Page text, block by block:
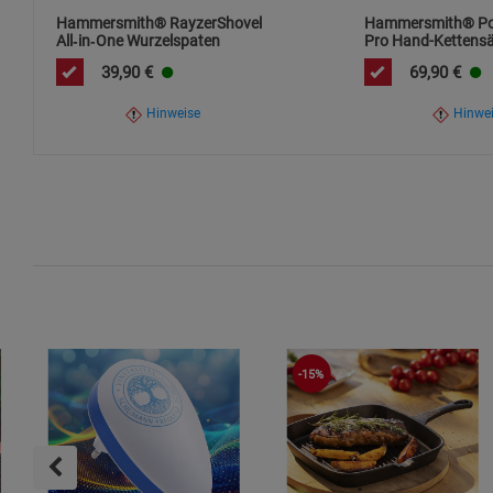
Hammersmith® RayzerShovel
All‑in‑One Wurzelspaten
39,90 €
Hinweise
Hammersmith®
Pro Hand-
69,90 €
-15%